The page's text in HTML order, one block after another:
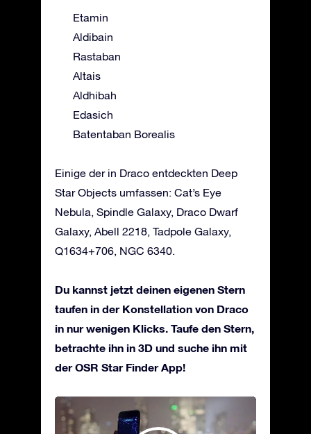
Etamin
Aldibain
Rastaban
Altais
Aldhibah
Edasich
Batentaban Borealis
Einige der in Draco entdeckten Deep
Star Objects umfassen: Cat’s Eye
Nebula, Spindle Galaxy, Draco Dwarf
Galaxy, Abell 2218, Tadpole Galaxy,
Q1634+706, NGC 6340.
Du kannst jetzt deinen eigenen Stern
taufen in der Konstellation von Draco
in nur wenigen Klicks. Taufe den Stern,
betrachte ihn in 3D und suche ihn mit
der OSR Star Finder App!